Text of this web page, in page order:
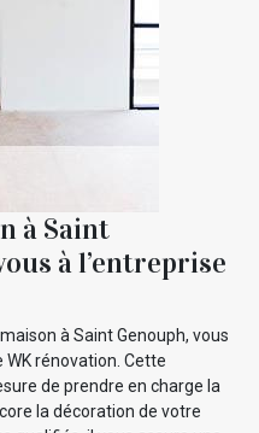
à Saint
à l’entreprise
à Saint Genouph, vous
rénovation. Cette
de prendre en charge la
la décoration de votre